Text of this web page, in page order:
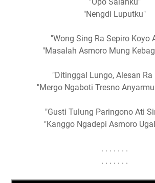
"Nengdi Luputku"
"Wong Sing Ra Sepiro Koyo
"Masalah Asmoro Mung
"Ditinggal Lungo, Alesan Ra
"Mergo Ngaboti Tresno
"Gusti Tulung Paringono Ati
"Kanggo Ngadepi Asmoro
. . . . . . .
. . . . . . .